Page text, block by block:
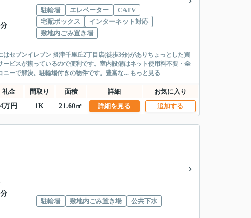
駐輪場 エレベーター
CATV
宅配ボックス
インターネット対応
敷地内ごみ置き場
セブンイレブン 摂津千里丘2丁目店(徒歩3分)がありちょっとした買
ビスが揃っているので便利です。室内設備はネット使用料不要・全
ーで解決。駐輪場付きの物件です。豊富な... もっと見る
礼金 間取り 面積 詳細
お気に入り
4万円 1K 21.60㎡ 詳細を見る 追加する
駐輪場
敷地内ごみ置き場 公共下水